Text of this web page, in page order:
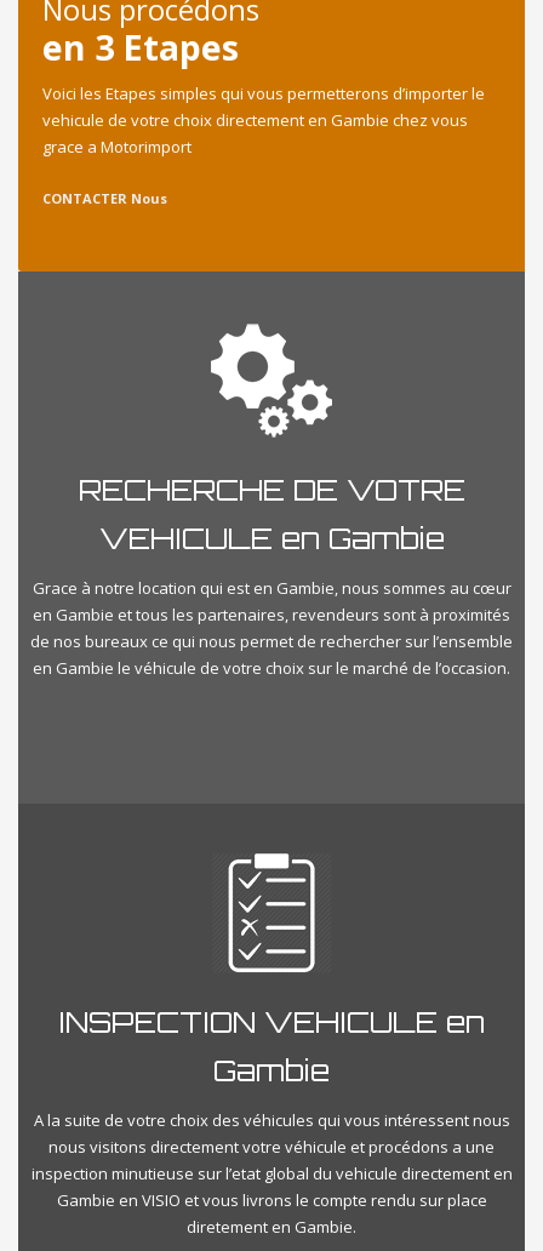
Nous procédons
en 3 Etapes
Voici les Etapes simples qui vous permetterons d’importer le
vehicule de votre choix directement en Gambie chez vous
grace a Motorimport
CONTACTER Nous
RECHERCHE DE VOTRE
VEHICULE en Gambie
Grace à notre location qui est en Gambie, nous sommes au cœur
en Gambie et tous les partenaires, revendeurs sont à proximités
de nos bureaux ce qui nous permet de rechercher sur l’ensemble
en Gambie le véhicule de votre choix sur le marché de l’occasion.
INSPECTION VEHICULE en
Gambie
A la suite de votre choix des véhicules qui vous intéressent nous
nous visitons directement votre véhicule et procédons a une
inspection minutieuse sur l’etat global du vehicule directement en
Gambie en VISIO et vous livrons le compte rendu sur place
diretement en Gambie.